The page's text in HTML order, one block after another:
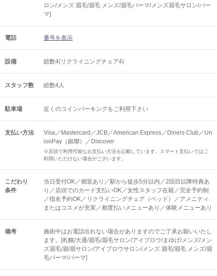
ロン/メンズ 眉毛/眉毛 メンズ/眉毛パーマ/メンズ眉毛サロン/パー
マ]
電話 番号を表示
設備 総数4(リクライニングチェア4)
スタッフ数 総数4人
駐車場 近くのコインパーキングをご利用下さい
支払い方法
Visa／Mastercard／JCB／American Express／Diners Club／Un
ionPay（銀聯）／Discover
※店頭で利用可能なお支払い方法を記載しています。スマート支払いではご
利用いただけない場合がございます。
こだわり
条件
当日受付OK／個室あり／駅から徒歩5分以内／2回目以降特典あ
り／店頭でのカード支払いOK／女性スタッフ在籍／完全予約制
／指名予約OK／リクライニングチェア（ベッド）／アメニティ
またはコスメが充実／都度払いメニューあり／体験メニューあり
備考
施術中はお電話出れない場合がありますのでご了承お願いいたし
ます。[札幌/大通/眉毛/眉毛サロン/アイブロウ/まゆげ/メンズ/メン
ズ眉毛/眉/眉サロン/アイブロウサロン/メンズ 眉毛/眉毛 メンズ/眉
毛パーマ/パーマ]